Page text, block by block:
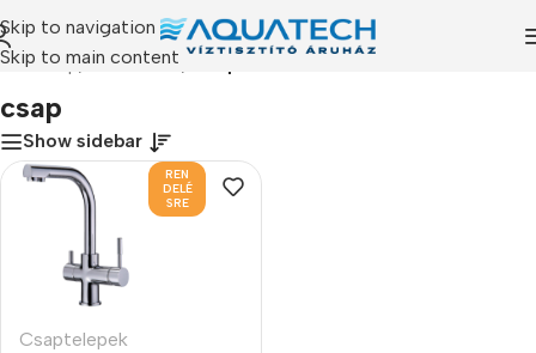
Skip to navigation
Skip to main content
Kezdőlap/Termékeink
csap
Show sidebar
REN
DELÉ
SRE
Csaptelepek